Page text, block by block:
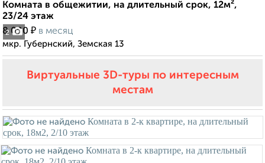
2
Комната в общежитии, на длительный срок, 12м²,
23/24 этаж
8 000 ₽ в месяц
мкр. Губернский, Земская 13
Виртуальные 3D-туры по интересным
местам